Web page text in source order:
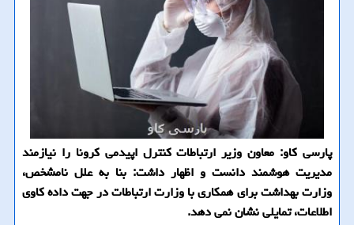
پارسی كاو: معاون وزیر ارتباطات كنترل اپیدمی كرونا را نیازمند
مدیریت هوشمند دانست و اظهار داشت: بنا به علل نامشخص،
وزارت بهداشت برای همكاری با وزارت ارتباطات در جهت داده كاوی
اطلاعات، تمایلی نشان نمی دهد.